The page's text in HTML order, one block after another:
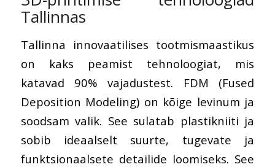
Tallinnas
Tallinna innovaatilises tootmismaastikus
on kaks peamist tehnoloogiat, mis
katavad 90% vajadustest. FDM (Fused
Deposition Modeling) on kõige levinum ja
soodsam valik. See sulatab plastikniiti ja
sobib ideaalselt suurte, tugevate ja
funktsionaalsete detailide loomiseks. See